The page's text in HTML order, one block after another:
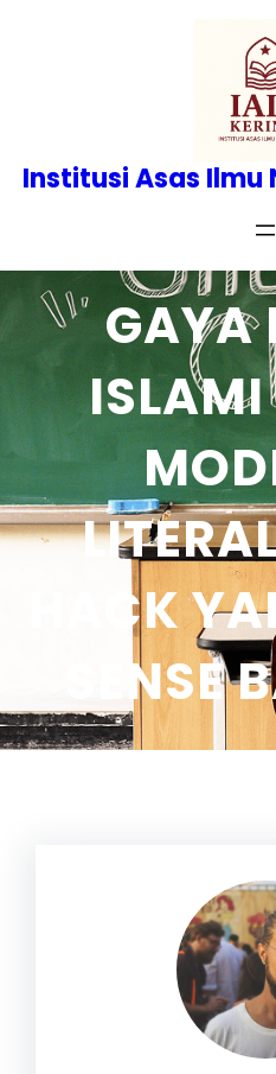
Institusi Asas Ilmu
GAYA
ISLAMI
HACK
SENSE